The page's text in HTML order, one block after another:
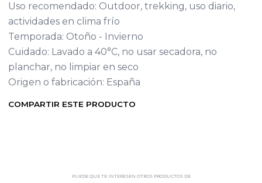
Uso recomendado: Outdoor, trekking, uso diario,
actividades en clima frío
Temporada: Otoño - Invierno
Cuidado: Lavado a 40°C, no usar secadora, no
planchar, no limpiar en seco
Origen o fabricación: España
COMPARTIR ESTE PRODUCTO
PUEDE QUE TE INTERESEN OTROS PRODUCTOS DE